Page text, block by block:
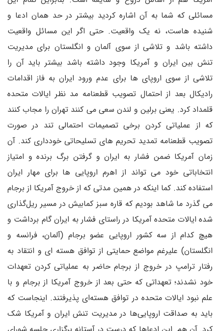
مسائلی که شما به آن اشاره کردید بیشتر در حد همان ادعا و
شنیده هاست، نه یک واقعیت. حتی اگر این مسائل واقعیت
داشته باشد و تلاشی از سوی آلمان و انگلستان برای مدیریت
تنش بین ایران و آمریکا وجود داشته باشد بیشتر باید آن را
تلاشی از سوی اروپای ها برای عدم ورود ایران به فاز اقدامات
رادیکال بعد از احتمال تصویب قطعنامه مد نظر ایالات متحده
قلمداد کرد. یعنی برلین و لندن سعی می کنند تهران را مجاب کنند
که از عملیاتی کردن برخی تصمیمات احتمالی تند در صورت
تصویب قطعنامه تمدید تحریم های تسلیحاتی خودداری کند. آن
زمان آمریکا ضمن فشار به ایران و گرفتن برگ برنده و امتیاز
انتخاباتی خود می تواند از اهرم اروپایی ها برای مهار ایران
استفاده کند. کما اینکه در همین مدتی که از خروج آمریکا از برجام
می گذرد ما شاهد بودیم که قاره سبز کمابیش در مسیر ریل‌گذاری
شده ایالات متحده آمریکا در راستای فشار به ایران گام برداشت و
هیچ کدام از سه کشور اروپایی عضو برجام (آلمان، فرانسه و
انگلستان) علیرغم مواضع حمایتی از توافق هسته ای و انتقاد به
رفتار ترامپ در خروج از برجام حاضر به عملیاتی کردن تعهدات
خود نشدند؛ تعهداتی که حتی بعد از خروج آمریکا از برجام و با
علم نبود ایالات متحده در توافق هسته‌ای پذیرفتند. اینجاست که
باید به صداقت اروپایی‌ها در مدیریت تنش ایران و آمریکا شک